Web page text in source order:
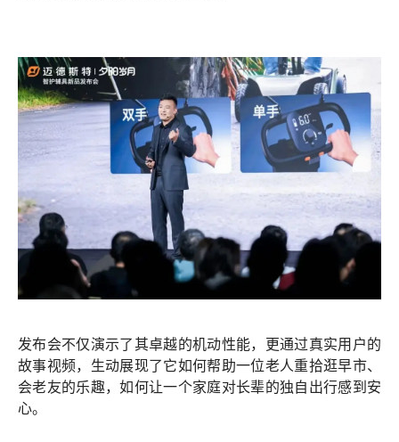
发布会不仅演示了其卓越的机动性能，更通过真实用户的
故事视频，生动展现了它如何帮助一位老人重拾逛早市、
会老友的乐趣，如何让一个家庭对长辈的独自出行感到安
心。